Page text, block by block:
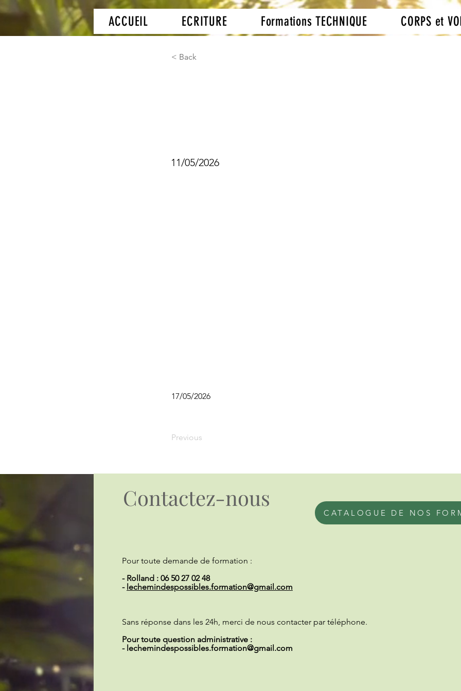
ACCUEIL ECRITURE Formations TECHNIQUE CORPS et
< Back
11/05/2026
17/05/2026
Previous
Contactez-nous
Pour toute demande de formation :
- Rolland : 06 50 27 02 48
- lechemindespossibles.formation@gmail.com
Sans réponse dans les 24h, merci de nous contacter par téléphone.
Pour toute question administrative :
- lechemindespossibles.formation@gmail.com
CATALOGUE DE NOS